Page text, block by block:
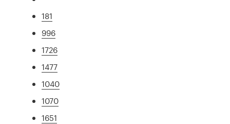
181
996
1726
1477
1040
1070
1651